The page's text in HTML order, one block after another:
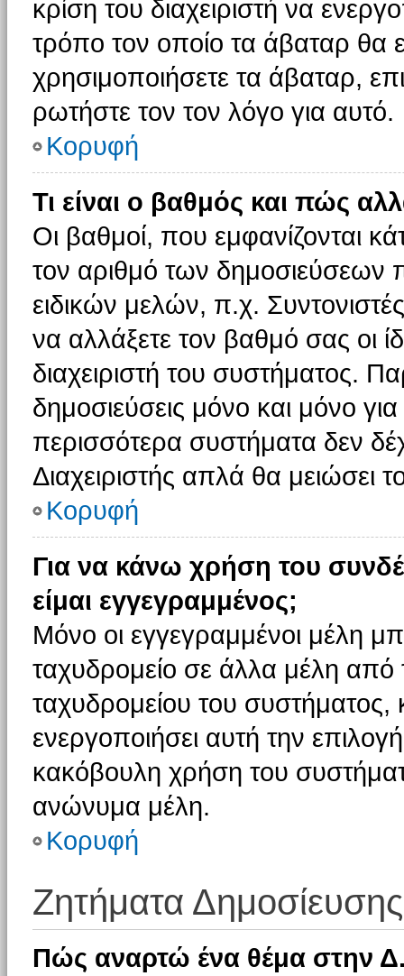
κρίση του διαχειριστή να
τρόπο τον οποίο τα άβαταρ θα
χρησιμοποιήσετε τα άβαταρ,
ρωτήστε τον τον λόγο για αυτό.
Κορυφή
Τι είναι ο βαθμός και πώς
Οι βαθμοί, που εμφανίζονται
τον αριθμό των δημοσιεύσεων
ειδικών μελών, π.χ.
να αλλάξετε τον βαθμό σας οι
διαχειριστή του συστήματος.
δημοσιεύσεις μόνο και μόνο
περισσότερα συστήματα δεν
Διαχειριστής απλά θα μειώσει
Κορυφή
Για να κάνω χρήση του
είμαι εγγεγραμμένος;
Μόνο οι εγγεγραμμένοι μέλη
ταχυδρομείο σε άλλα μέλη
ταχυδρομείου του συστήματος,
ενεργοποιήσει αυτή την
κακόβουλη χρήση του
ανώνυμα μέλη.
Κορυφή
Ζητήματα Δημοσίευσης
Πώς αναρτώ ένα θέμα στην